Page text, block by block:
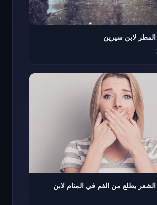
لابن سيرين
يطلع من الفم في المنام لابن